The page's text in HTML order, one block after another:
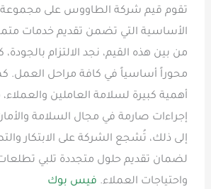
تقوم قيم شركة الطاووس على مجموعة
الأساسية التي تضمن تقديم خدمات
من بين هذه القيم، نجد الالتزام بالجودة،
محوراً أساسياً في كافة مراحل العمل.
أهمية كبيرة لسلامة العاملين والعملاء،
إجراءات صارمة في مجال السلامة
إلى ذلك، تُشجع الشركة على الابتكار
لضمان تقديم حلول متجددة تلبي
واحتياجات العملاء. فيس بوك